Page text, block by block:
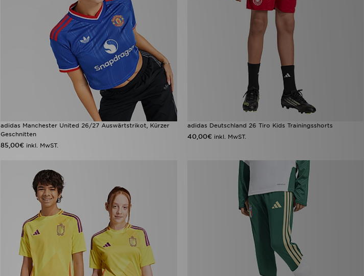
adidas Manchester United 26/27 Auswärtstrikot, Kürzer
Geschnitten
85,00€ inkl. MwST.
adidas Deutschland 26 Tiro Kids Trainingsshorts
40,00€ inkl. MwST.